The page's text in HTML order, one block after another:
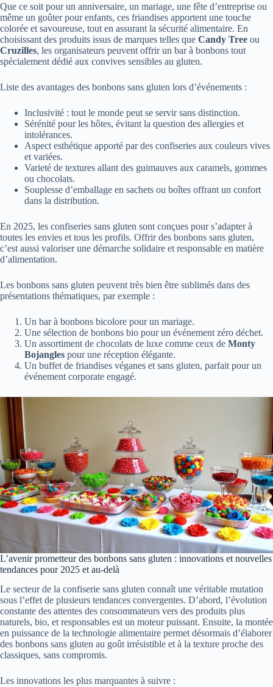
Que ce soit pour un anniversaire, un mariage, une fête d’entreprise ou
même un goûter pour enfants, ces friandises apportent une touche
colorée et savoureuse, tout en assurant la sécurité alimentaire. En
choisissant des produits issus de marques telles que Candy Tree ou
Cruzilles, les organisateurs peuvent offrir un bar à bonbons tout
spécialement dédié aux convives sensibles au gluten.
Liste des avantages des bonbons sans gluten lors d’événements :
Inclusivité : tout le monde peut se servir sans distinction.
Sérénité pour les hôtes, évitant la question des allergies et
intolérances.
Aspect esthétique apporté par des confiseries aux couleurs vives
et variées.
Varieté de textures allant des guimauves aux caramels, gommes
ou chocolats.
Souplesse d’emballage en sachets ou boîtes offrant un confort
dans la distribution.
En 2025, les confiseries sans gluten sont conçues pour s’adapter à
toutes les envies et tous les profils. Offrir des bonbons sans gluten,
c’est aussi valoriser une démarche solidaire et responsable en matière
d’alimentation.
Les bonbons sans gluten peuvent très bien être sublimés dans des
présentations thématiques, par exemple :
Un bar à bonbons bicolore pour un mariage.
Une sélection de bonbons bio pour un événement zéro déchet.
Un assortiment de chocolats de luxe comme ceux de Monty
Bojangles pour une réception élégante.
Un buffet de friandises véganes et sans gluten, parfait pour un
événement corporate engagé.
L’avenir prometteur des bonbons sans gluten : innovations et nouvelles
tendances pour 2025 et au-delà
Le secteur de la confiserie sans gluten connaît une véritable mutation
sous l’effet de plusieurs tendances convergentes. D’abord, l’évolution
constante des attentes des consommateurs vers des produits plus
naturels, bio, et responsables est un moteur puissant. Ensuite, la montée
en puissance de la technologie alimentaire permet désormais d’élaborer
des bonbons sans gluten au goût irrésistible et à la texture proche des
classiques, sans compromis.
Les innovations les plus marquantes à suivre :